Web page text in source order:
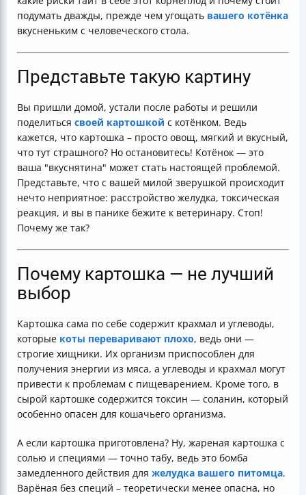
подумать дважды, прежде чем угощать вашего котёнка
вкусненьким с человеческого стола.
Представьте такую картину
Вы пришли домой, устали после работы и решили
поделиться своей картошкой с котёнком. Ведь
кажется, что картошка – просто овощ, мягкий и вкусный,
что тут страшного? Но остановитесь! Котёнок — это
ваша "вкуснятина" может стать настоящей проблемой.
Представьте, что с вашей милой зверушкой происходит
нечто неприятное: расстройство желудка, токсическая
реакция, и вы в панике бежите к ветеринару. Стоп!
Почему же так?
Почему картошка — не лучший
выбор
Картошка сама по себе содержит крахмал и углеводы,
которые коты переваривают плохо, ведь они —
строгие хищники. Их организм приспособлен для
получения энергии из мяса, а углеводы и крахмал могут
привести к проблемам с пищеварением. Кроме того, в
сырой картошке содержится токсин — соланин, который
особенно опасен для кошачьего организма.
А если картошка приготовлена? Ну, жареная картошка с
солью и специями — точно табу, ведь это бомба
замедленного действия для желудка вашего питомца.
Варёная без специй – теоретически менее опасна, но